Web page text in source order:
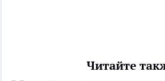
Читайте